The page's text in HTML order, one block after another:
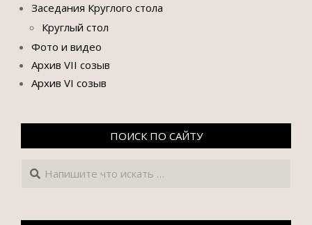
Заседания Круглого стола
Круглый стол
Фото и видео
Архив VII созыв
Архив VI созыв
ПОИСК ПО САЙТУ
Поиск